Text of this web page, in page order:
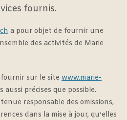
fournis.
a pour objet de fournir une
des activités de Marie
fournir sur le site www.marie-
aussi précises que possible.
responsable des omissions,
dans la mise à jour, qu’elles